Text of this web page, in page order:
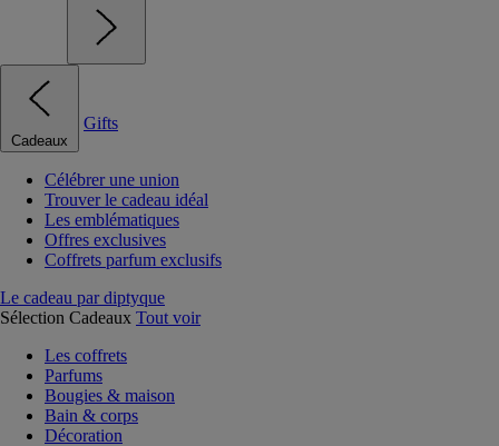
Cadeaux
Gifts
Célébrer une union
Trouver le cadeau idéal
Les emblématiques
Offres exclusives
Coffrets parfum exclusifs
Le cadeau par diptyque
Sélection Cadeaux Tout voir
Les coffrets
Parfums
Bougies & maison
Bain & corps
Décoration